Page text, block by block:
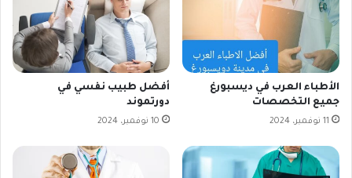
الأطباء العرب في ديسبورغ
جميع التخصصات
11 نوفمبر، 2024
أفضل طبيب نفسي في
دورتموند
10 نوفمبر، 2024